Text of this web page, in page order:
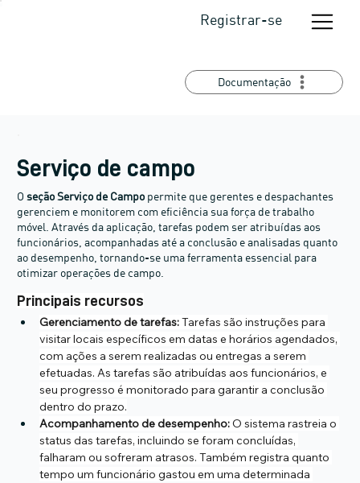
Documentação
Registrar-se
Serviço de campo
O seção Serviço de Campo permite que gerentes e despachantes
gerenciem e monitorem com eficiência sua força de trabalho
móvel. Através da aplicação, tarefas podem ser atribuídas aos
funcionários, acompanhadas até a conclusão e analisadas quanto
ao desempenho, tornando-se uma ferramenta essencial para
otimizar operações de campo.
Principais recursos
Gerenciamento de tarefas: Tarefas são instruções para
visitar locais específicos em datas e horários agendados,
com ações a serem realizadas ou entregas a serem
efetuadas. As tarefas são atribuídas aos funcionários, e
seu progresso é monitorado para garantir a conclusão
dentro do prazo.
Acompanhamento de desempenho: O sistema rastreia o
status das tarefas, incluindo se foram concluídas,
falharam ou sofreram atrasos. Também registra quanto
tempo um funcionário gastou em uma determinada